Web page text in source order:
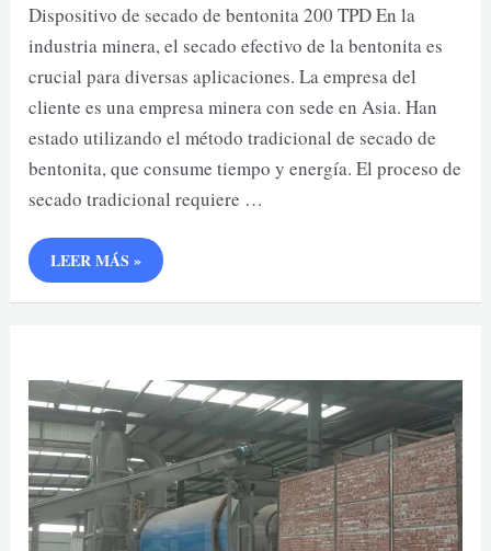
Dispositivo de secado de bentonita 200 TPD En la
industria minera, el secado efectivo de la bentonita es
crucial para diversas aplicaciones. La empresa del
cliente es una empresa minera con sede en Asia. Han
estado utilizando el método tradicional de secado de
bentonita, que consume tiempo y energía. El proceso de
secado tradicional requiere …
DISPOSITIVO
DE
SECADO
BENTONITA
LEER MÁS »